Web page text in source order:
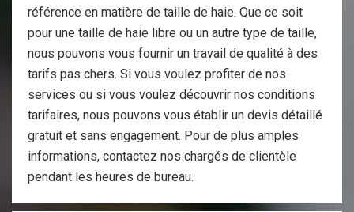
référence en matière de taille de haie. Que ce soit
pour une taille de haie libre ou un autre type de taille,
nous pouvons vous fournir un travail de qualité à des
tarifs pas chers. Si vous voulez profiter de nos
services ou si vous voulez découvrir nos conditions
tarifaires, nous pouvons vous établir un devis détaillé
gratuit et sans engagement. Pour de plus amples
informations, contactez nos chargés de clientèle
pendant les heures de bureau.